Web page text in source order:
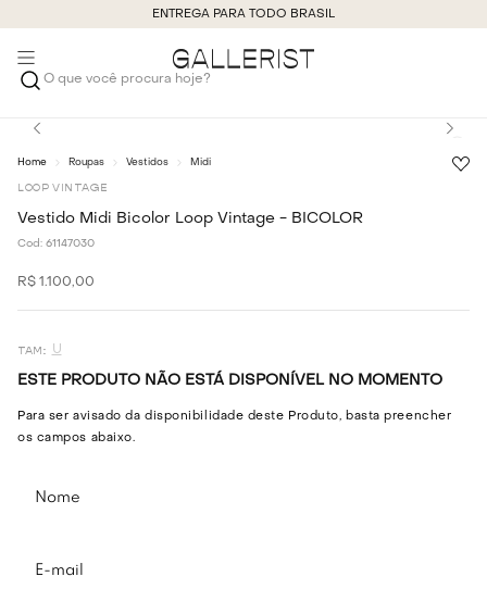
ENTREGA PARA TODO BRASIL
O que você procura hoje?
Roupas Vestidos Midi
LOOP VINTAGE
Vestido Midi Bicolor Loop Vintage - BICOLOR
Cod: 61147030
R$ 1 .100,00
U
ESTE PRODUTO NÃO ESTÁ DISPONÍVEL NO MOMENTO
Para ser avisado da disponibilidade deste Produto, basta preencher
os campos abaixo.